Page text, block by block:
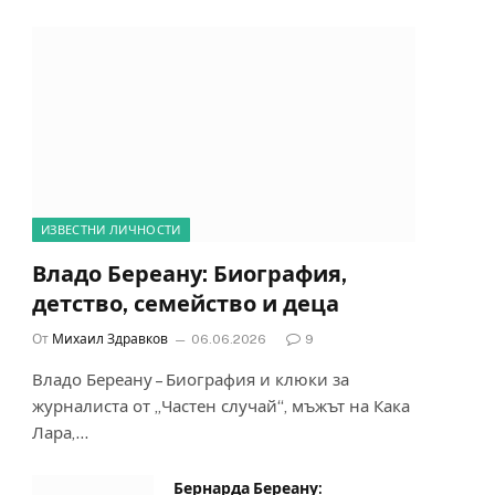
ИЗВЕСТНИ ЛИЧНОСТИ
Владо Береану: Биография,
детство, семейство и деца
От Михаил Здравков 06.06.2026 9
Владо Береану – Биография и клюки за
журналиста от „Частен случай“, мъжът на Кака
Лара,…
Бернарда Береану: